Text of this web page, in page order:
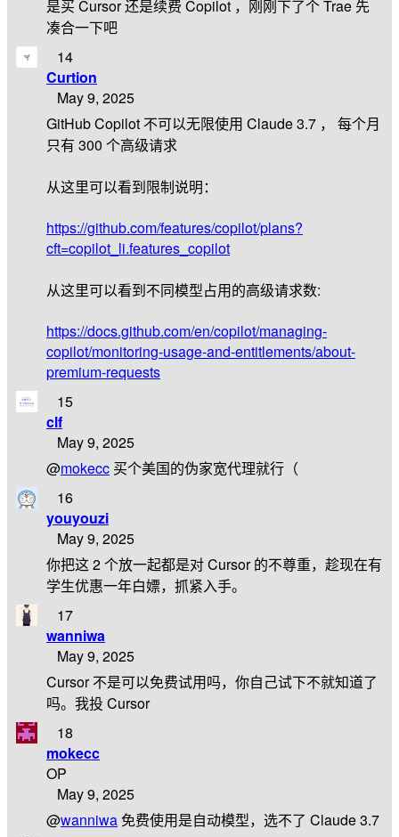
是买 Cursor 还是续费 Copilot ，刚刚下了个 Trae 先
凑合一下吧
14
Curtion
May 9, 2025
GitHub Copilot 不可以无限使用 Claude 3.7 ， 每个月
只有 300 个高级请求
从这里可以看到限制说明：
https://github.com/features/copilot/plans?
cft=copilot_li.features_copilot
从这里可以看到不同模型占用的高级请求数:
https://docs.github.com/en/copilot/managing-
copilot/monitoring-usage-and-entitlements/about-
premium-requests
15
clf
May 9, 2025
@mokecc 买个美国的伪家宽代理就行（
16
youyouzi
May 9, 2025
你把这 2 个放一起都是对 Cursor 的不尊重，趁现在有
学生优惠一年白嫖，抓紧入手。
17
wanniwa
May 9, 2025
Cursor 不是可以免费试用吗，你自己试下不就知道了
吗。我投 Cursor
18
mokecc
OP
May 9, 2025
@wanniwa 免费使用是自动模型，选不了 Claude 3.7